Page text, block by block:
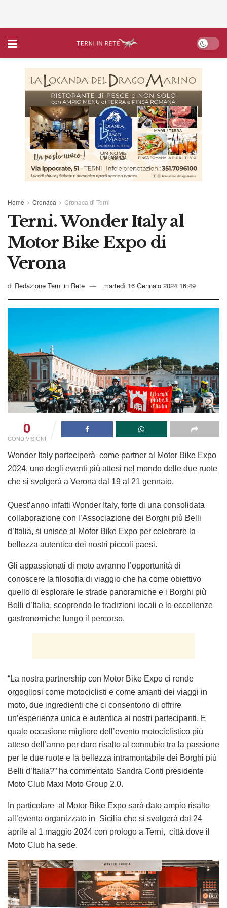
Home Cronaca Cronaca di Terni
Terni. Wonder Italy al
Motor Bike Expo di
Verona
di Redazione Terni in Rete martedì 16 Gennaio 2024 16:49
0
CONDIVISIONI
Wonder Italy parteciperà come partner al Motor Bike Expo
2024, uno degli eventi più attesi nel mondo delle due ruote
che si svolgerà a Verona dal 19 al 21 gennaio.
Quest’anno infatti Wonder Italy, forte di una consolidata
collaborazione con l’Associazione dei Borghi più Belli
d’Italia, si unisce al Motor Bike Expo per celebrare la
bellezza autentica dei nostri piccoli paesi.
Gli appassionati di moto avranno l’opportunità di
conoscere la filosofia di viaggio che ha come obiettivo
quello di esplorare le strade panoramiche e i Borghi più
Belli d’Italia, scoprendo le tradizioni locali e le eccellenze
gastronomiche lungo il percorso.
“La nostra partnership con Motor Bike Expo ci rende
orgogliosi come motociclisti e come amanti dei viaggi in
moto, due ingredienti che ci consentono di offrire
un’esperienza unica e autentica ai nostri partecipanti. E
quale occasione migliore dell’evento motociclistico più
atteso dell’anno per dare risalto al connubio tra la passione
per le due ruote e la bellezza intramontabile dei Borghi più
Belli d’Italia?” ha commentato Sandra Conti presidente
Moto Club Maxi Moto Group 2.0.
In particolare al Motor Bike Expo sarà dato ampio risalto
all’evento organizzato in Sicilia che si svolgerà dal 24
aprile al 1 maggio 2024 con prologo a Terni, città dove il
Moto Club ha sede.